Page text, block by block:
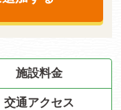
施設料金
交通アクセス